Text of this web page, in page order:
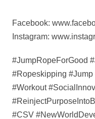
Facebook:
Instagram:
#JumpRopeForGood
#Ropeskipping
#Workout
#CSV